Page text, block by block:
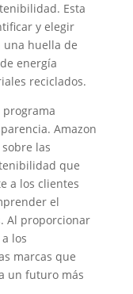
Esta
y elegir
huella de
energía
reciclados.
programa
Amazon
las
que
a los clientes
el
Al proporcionar
los
marcas que
un futuro más